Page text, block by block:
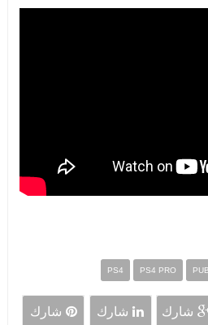
PS4 PS4 PRO
شارك شارك شارك